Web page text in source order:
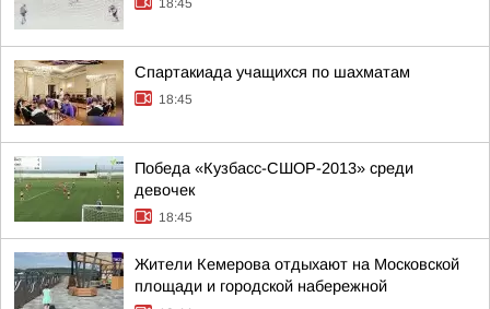
18:45
Спартакиада учащихся по шахматам
18:45
Победа «Кузбасс-СШОР-2013» среди
девочек
18:45
Жители Кемерова отдыхают на Московской
площади и городской набережной